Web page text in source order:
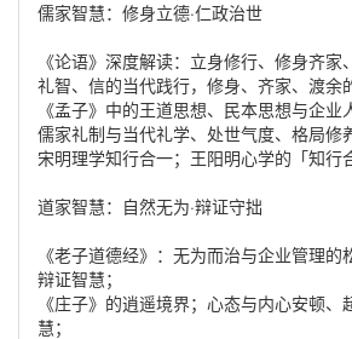
儒家智慧：修身立德·仁政治世
《论语》深度解读：立身修行、修身齐家
礼智、信的当代践行，修身、齐家、渡余
《孟子》中的王道思想、民本思想与企业
儒家礼制与当代礼学、处世气度、格局修
宋明理学知行合一；王阳明心学的「知行
道家智慧：自然无为·辩证守拙
《老子道德经》：无为而治与企业管理的
辩证智慧；
《庄子》的逍遥境界；心态与内心安顿、
慧；